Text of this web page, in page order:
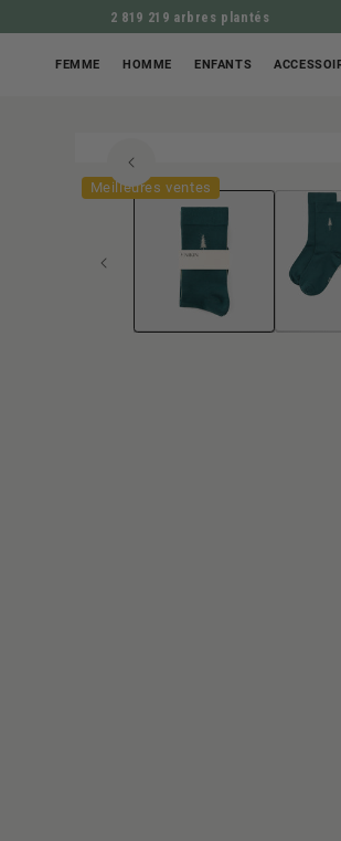
2 819 219 arbres plantés
FEMME HOMME ENFANTS
Meilleures ventes
média